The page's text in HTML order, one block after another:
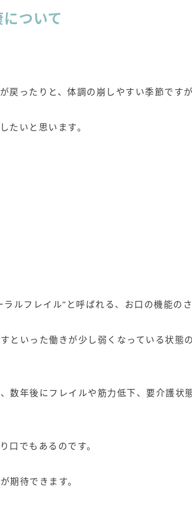
ついて
戻ったりと、体調の崩しやすい季節です
たいと思います。
ルフレイル”と呼ばれる、お口の機能の
といった働きが少し弱くなっている状態
数年後にフレイルや筋力低下、要介護
口でもあるのです。
期待できます。